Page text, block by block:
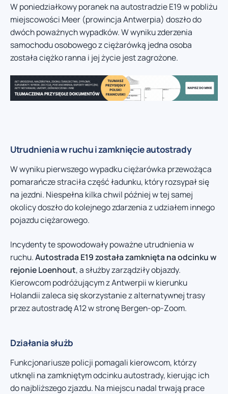
W poniedziałkowy poranek na autostradzie E19 w pobliżu
miejscowości Meer (prowincja Antwerpia) doszło do
dwóch poważnych wypadków. W wyniku zderzenia
samochodu osobowego z ciężarówką jedna osoba
została ciężko ranna i jej życie jest zagrożone.
Utrudnienia w ruchu i zamknięcie autostrady
W wyniku pierwszego wypadku ciężarówka przewożąca
pomarańcze straciła część ładunku, który rozsypał się
na jezdni. Niespełna kilka chwil później w tej samej
okolicy doszło do kolejnego zdarzenia z udziałem innego
pojazdu ciężarowego.
Incydenty te spowodowały poważne utrudnienia w
ruchu.Autostrada E19 została zamknięta na odcinku w
rejonie Loenhout, a służby zarządziły objazdy.
Kierowcom podróżującym z Antwerpii w kierunku
Holandii zaleca się skorzystanie z alternatywnej trasy
przez autostradę A12 w stronę Bergen-op-Zoom.
Działania służb
Funkcjonariusze policji pomagali kierowcom, którzy
utknęli na zamkniętym odcinku autostrady, kierując ich
do najbliższego zjazdu. Na miejscu nadal trwają prace